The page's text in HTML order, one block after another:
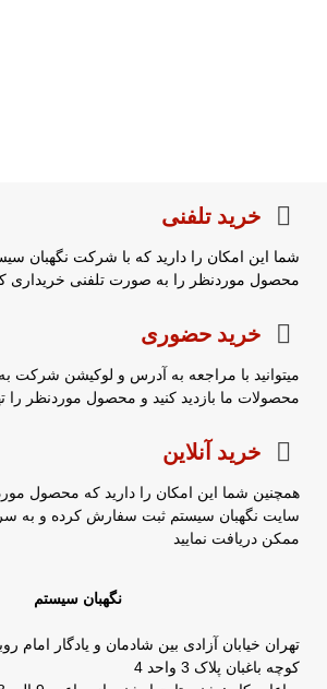
خرید تلفنی
شما این امکان را دارید که با شرکت نگهبان
محصول موردنظر را به صورت تلفنی خریداری
خرید حضوری
میتوانید با مراجعه به آدرس و لوکیشن
محصولات ما بازدید کنید و محصول موردنظر را
خرید آنلاین
همچنین شما این امکان را دارید که محصول
سایت نگهبان سیستم ثبت سفارش کرده و به
ممکن دریافت نمایید
نگهبان سیستم
تهران خیابان آزادی بین شادمان و یادگار
کوچه باغبان پلاک 3 واحد 4